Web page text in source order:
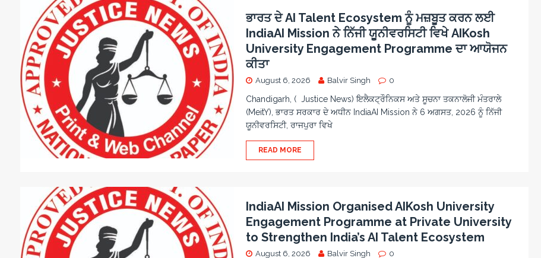
ਭਾਰਤ ਦੇ AI Talent Ecosystem ਨੂੰ ਮਜ਼ਬੂਤ ਕਰਨ ਲਈ
IndiaAI Mission ਨੇ ਨਿੱਜੀ ਯੂਨੀਵਰਸਿਟੀ ਵਿਖੇ AIKosh
University Engagement Programme ਦਾ ਆਯੋਜਨ
ਕੀਤਾ
August 6, 2026 Balvir Singh 0
Chandigarh, ( Justice News) ਇਲੈਕਟ੍ਰੌਨਿਕਸ ਅਤੇ ਸੂਚਨਾ ਤਕਨਾਲੋਜੀ ਮੰਤਰਾਲੇ
(MeitY), ਭਾਰਤ ਸਰਕਾਰ ਦੇ ਅਧੀਨ IndiaAI Mission ਨੇ 6 ਅਗਸਤ, 2026 ਨੂੰ ਨਿੱਜੀ
ਯੂਨੀਵਰਸਿਟੀ, ਰਾਜਪੁਰਾ ਵਿਖੇ
READ MORE
IndiaAI Mission Organised AIKosh University
Engagement Programme at Private University
to Strengthen India’s AI Talent Ecosystem
August 6, 2026 Balvir Singh 0